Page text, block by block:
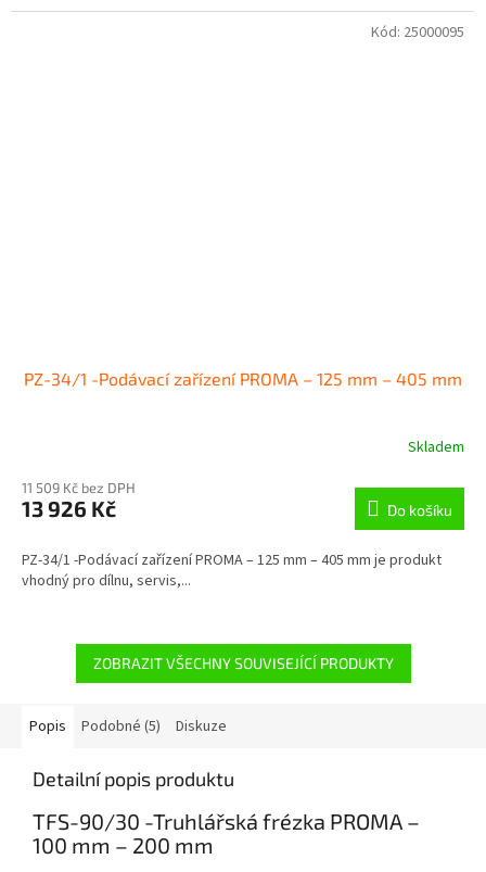
PZ-34/1 -Podávací zařízení PROMA – 125 mm – 405 mm
Skladem
11 509 Kč bez DPH
13 926 Kč Do košíku
PZ-34/1 -Podávací zařízení PROMA – 125 mm – 405 mm je produkt
vhodný pro dílnu, servis,...
Kód: 25000095
ZOBRAZIT VŠECHNY SOUVISEJÍCÍ PRODUKTY
Popis Podobné (5) Diskuze
Detailní popis produktu
TFS-90/30 -Truhlářská frézka PROMA –
100 mm – 200 mm